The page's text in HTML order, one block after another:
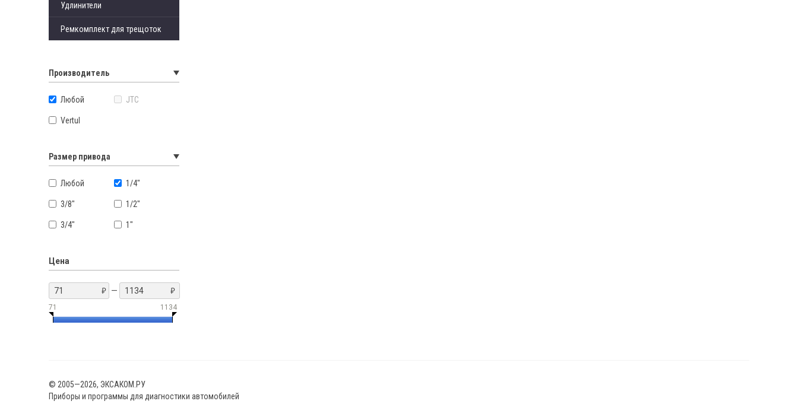
Удлинители
Ремкомплект для трещоток
Производитель
Любой JTC
Vertul
Размер привода
Любой 1/4"
3/8" 1/2"
3/4" 1"
Цена
—
71 1134
© 2005—2026, ЭКСАКОМ.РУ
Приборы и программы для диагностики автомобилей